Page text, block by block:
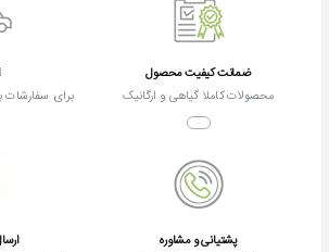
طب با خواص منحصر به فرد
و گوناگون در انواع زمینه ها
از جمله محصولات آرایشی و
بهداشتی ، درمانی و خوراکی
در اختیار علاقمندان به
محصولات ارگانیک و طب
سنتی قرار میگیرد.
ضمانت کیفیت محصول
محصولات کاملا گیاهی و ارگانیک
برای سفارشات بالای 3 میلیون
پشتیانی و مشاوره